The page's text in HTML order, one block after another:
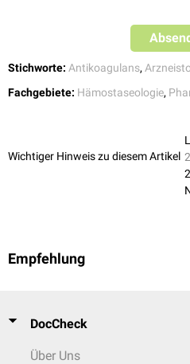
Stichworte: Antikoagulans,
Fachgebiete: Hämostaseologie,
Wichtiger Hinweis zu diesem Artikel
Empfehlung
DocCheck
Über Uns